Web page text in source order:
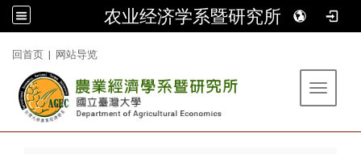
农业经济学系暨研究所
回首页 | 网站导览
Toggle